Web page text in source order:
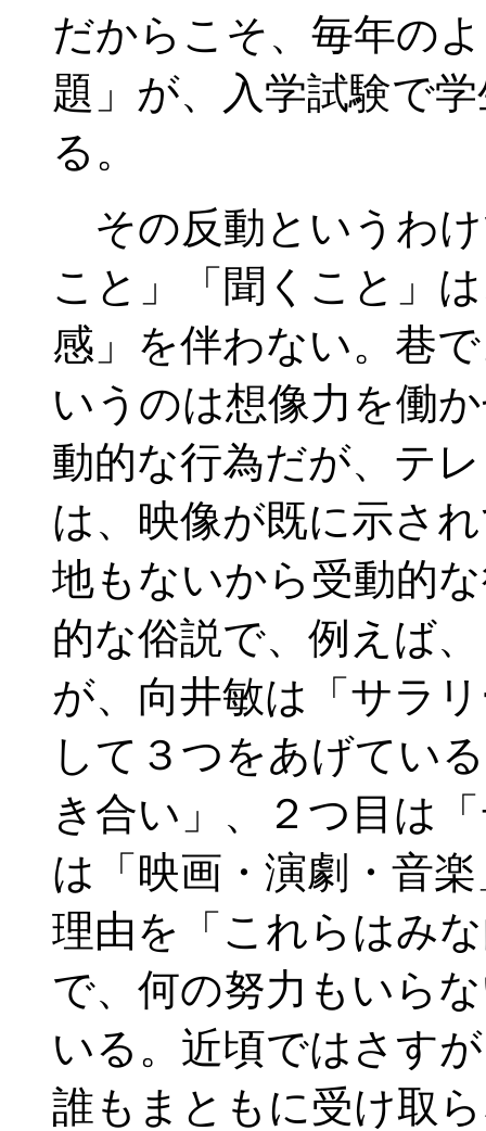
だからこそ、毎年の
題」が、入学試験で
る。
その反動というわ
こと」「聞くこと」
感」を伴わない。巷
いうのは想像力を働
動的な行為だが、テ
は、映像が既に示さ
地もないから受動的
的な俗説で、例えば
が、向井敏は「サラ
して３つをあげてい
き合い」、２つ目は
は「映画・演劇・音
理由を「これらはみ
で、何の努力もいら
いる。近頃ではさす
誰もまともに受け取